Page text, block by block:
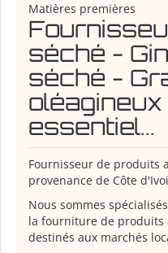
Matières premières
séché -
séché -
essentiel...
Fournisseur de produits
provenance de Côte
Nous sommes
la fourniture de
destinés aux marchés